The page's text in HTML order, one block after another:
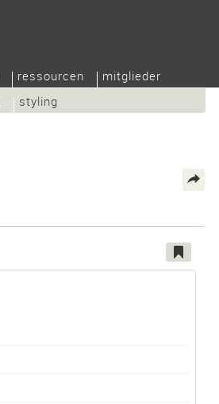
styling
ressourcen mitglieder